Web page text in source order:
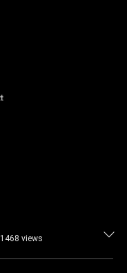
1468 views